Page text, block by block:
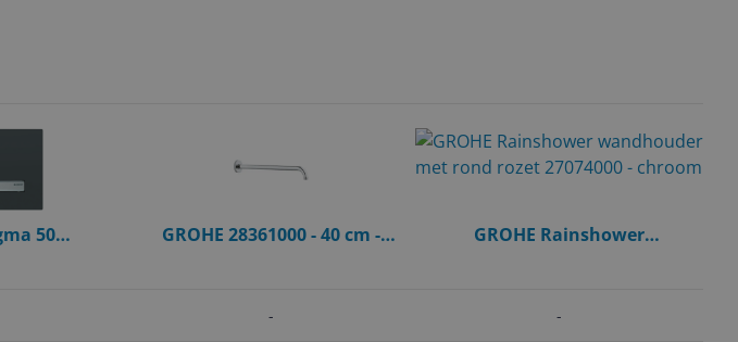
50
GROHE 28361000 - 40 cm -
-
GROHE Rainshower
-